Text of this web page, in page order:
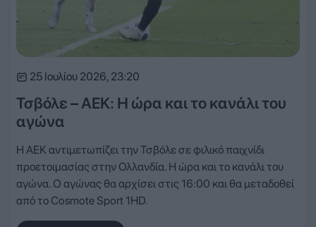
25 Ιουλίου 2026, 23:20
Τσβόλε – ΑΕΚ: Η ώρα και το κανάλι του
αγώνα
Η ΑΕΚ αντιμετωπίζει την Τσβόλε σε φιλικό παιχνίδι
προετοιμασίας στην Ολλανδία. Η ώρα και το κανάλι του
αγώνα. Ο αγώνας θα αρχίσει στις 16:00 και θα μεταδοθεί
από το Cosmote Sport 1HD.